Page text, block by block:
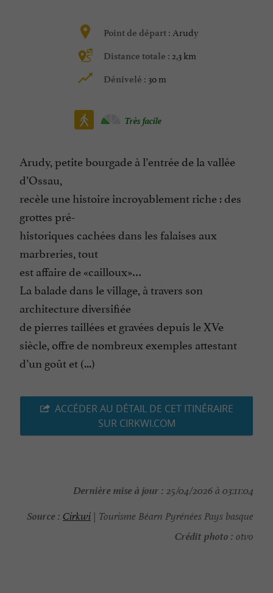
Point de départ : Arudy
Distance totale : 2,3 km
Dénivelé : 30 m
Très facile
Arudy, petite bourgade à l’entrée de la vallée
d’Ossau,
recèle une histoire incroyablement riche : des
grottes pré-
historiques cachées dans les falaises aux
marbreries, tout
est affaire de «cailloux»…
La balade dans le village, à travers son
architecture diversifiée
de pierres taillées et gravées depuis le XVe
siècle, offre de nombreux exemples attestant
d’un goût et (...)
ACCÉDER AU DÉTAIL DE CET ITINÉRAIRE
SUR CIRKWI.COM
Dernière mise à jour : 25/04/2026 à 03:11:04
Source : Cirkwi | Tourisme Béarn Pyrénées Pays basque
Crédit photo : otvo